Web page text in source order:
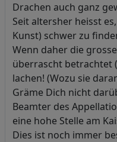
Drachen auch ganz
Seit altersher heisst
Kunst) schwer zu
Wenn daher die
überrascht betrachtet
lachen! (Wozu sie
Gräme Dich nicht
Beamter des
eine hohe Stelle am
Dies ist noch immer